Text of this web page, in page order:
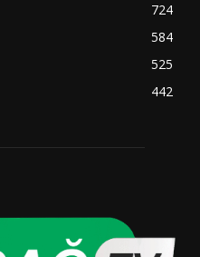
724
584
525
442